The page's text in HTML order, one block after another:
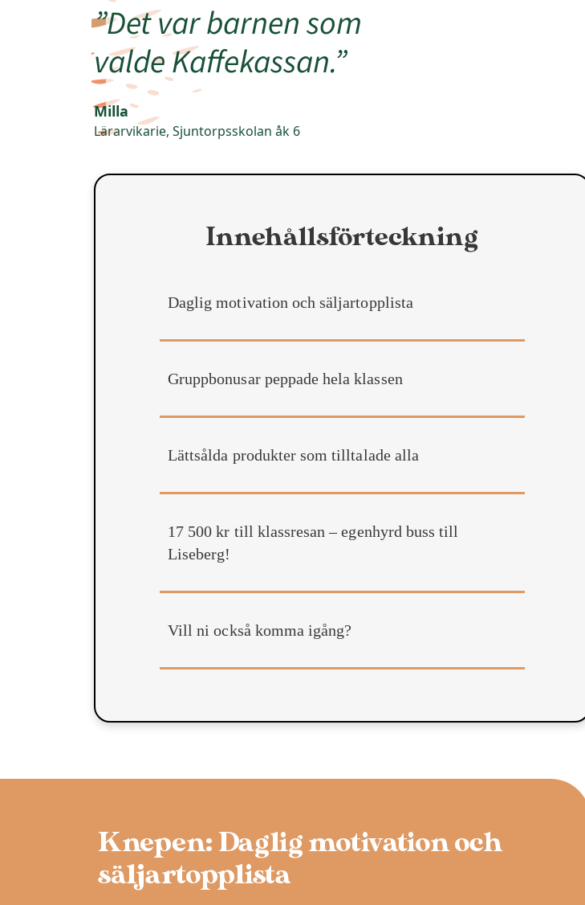
”Det var barnen som
valde Kaffekassan.”
Milla
Lärarvikarie, Sjuntorpsskolan åk 6
Innehållsförteckning
Daglig motivation och säljartopplista
Gruppbonusar peppade hela klassen
Lättsålda produkter som tilltalade alla
17 500 kr till klassresan – egenhyrd buss till
Liseberg!
Vill ni också komma igång?
Knepen: Daglig motivation och
säljartopplista